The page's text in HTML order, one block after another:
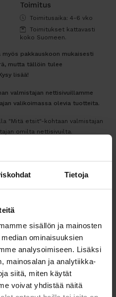
Tietoja
sisällön ja mainosten
ominaisuuksien
analysoimiseen. Lisäksi
mainosalan ja analytiikka-
siitä, miten käytät
voivat yhdistää näitä
Toimitus
Toimitusaika: 4-6 vko
Toimitukset kattavasti
koko Suomeen.
pakkauskoon mukaisesti
mutta tällöin tulee
lisää!
valmistajan nettisivuillamme
valikoimassa olevia tuotteita.
"Mitä etsit"-kohtaan valmistajan
omilta nettisivuilta.
tilattavissa kauttamme.
rauhallinen ja ajaton -
ilmeen. Thank sopii